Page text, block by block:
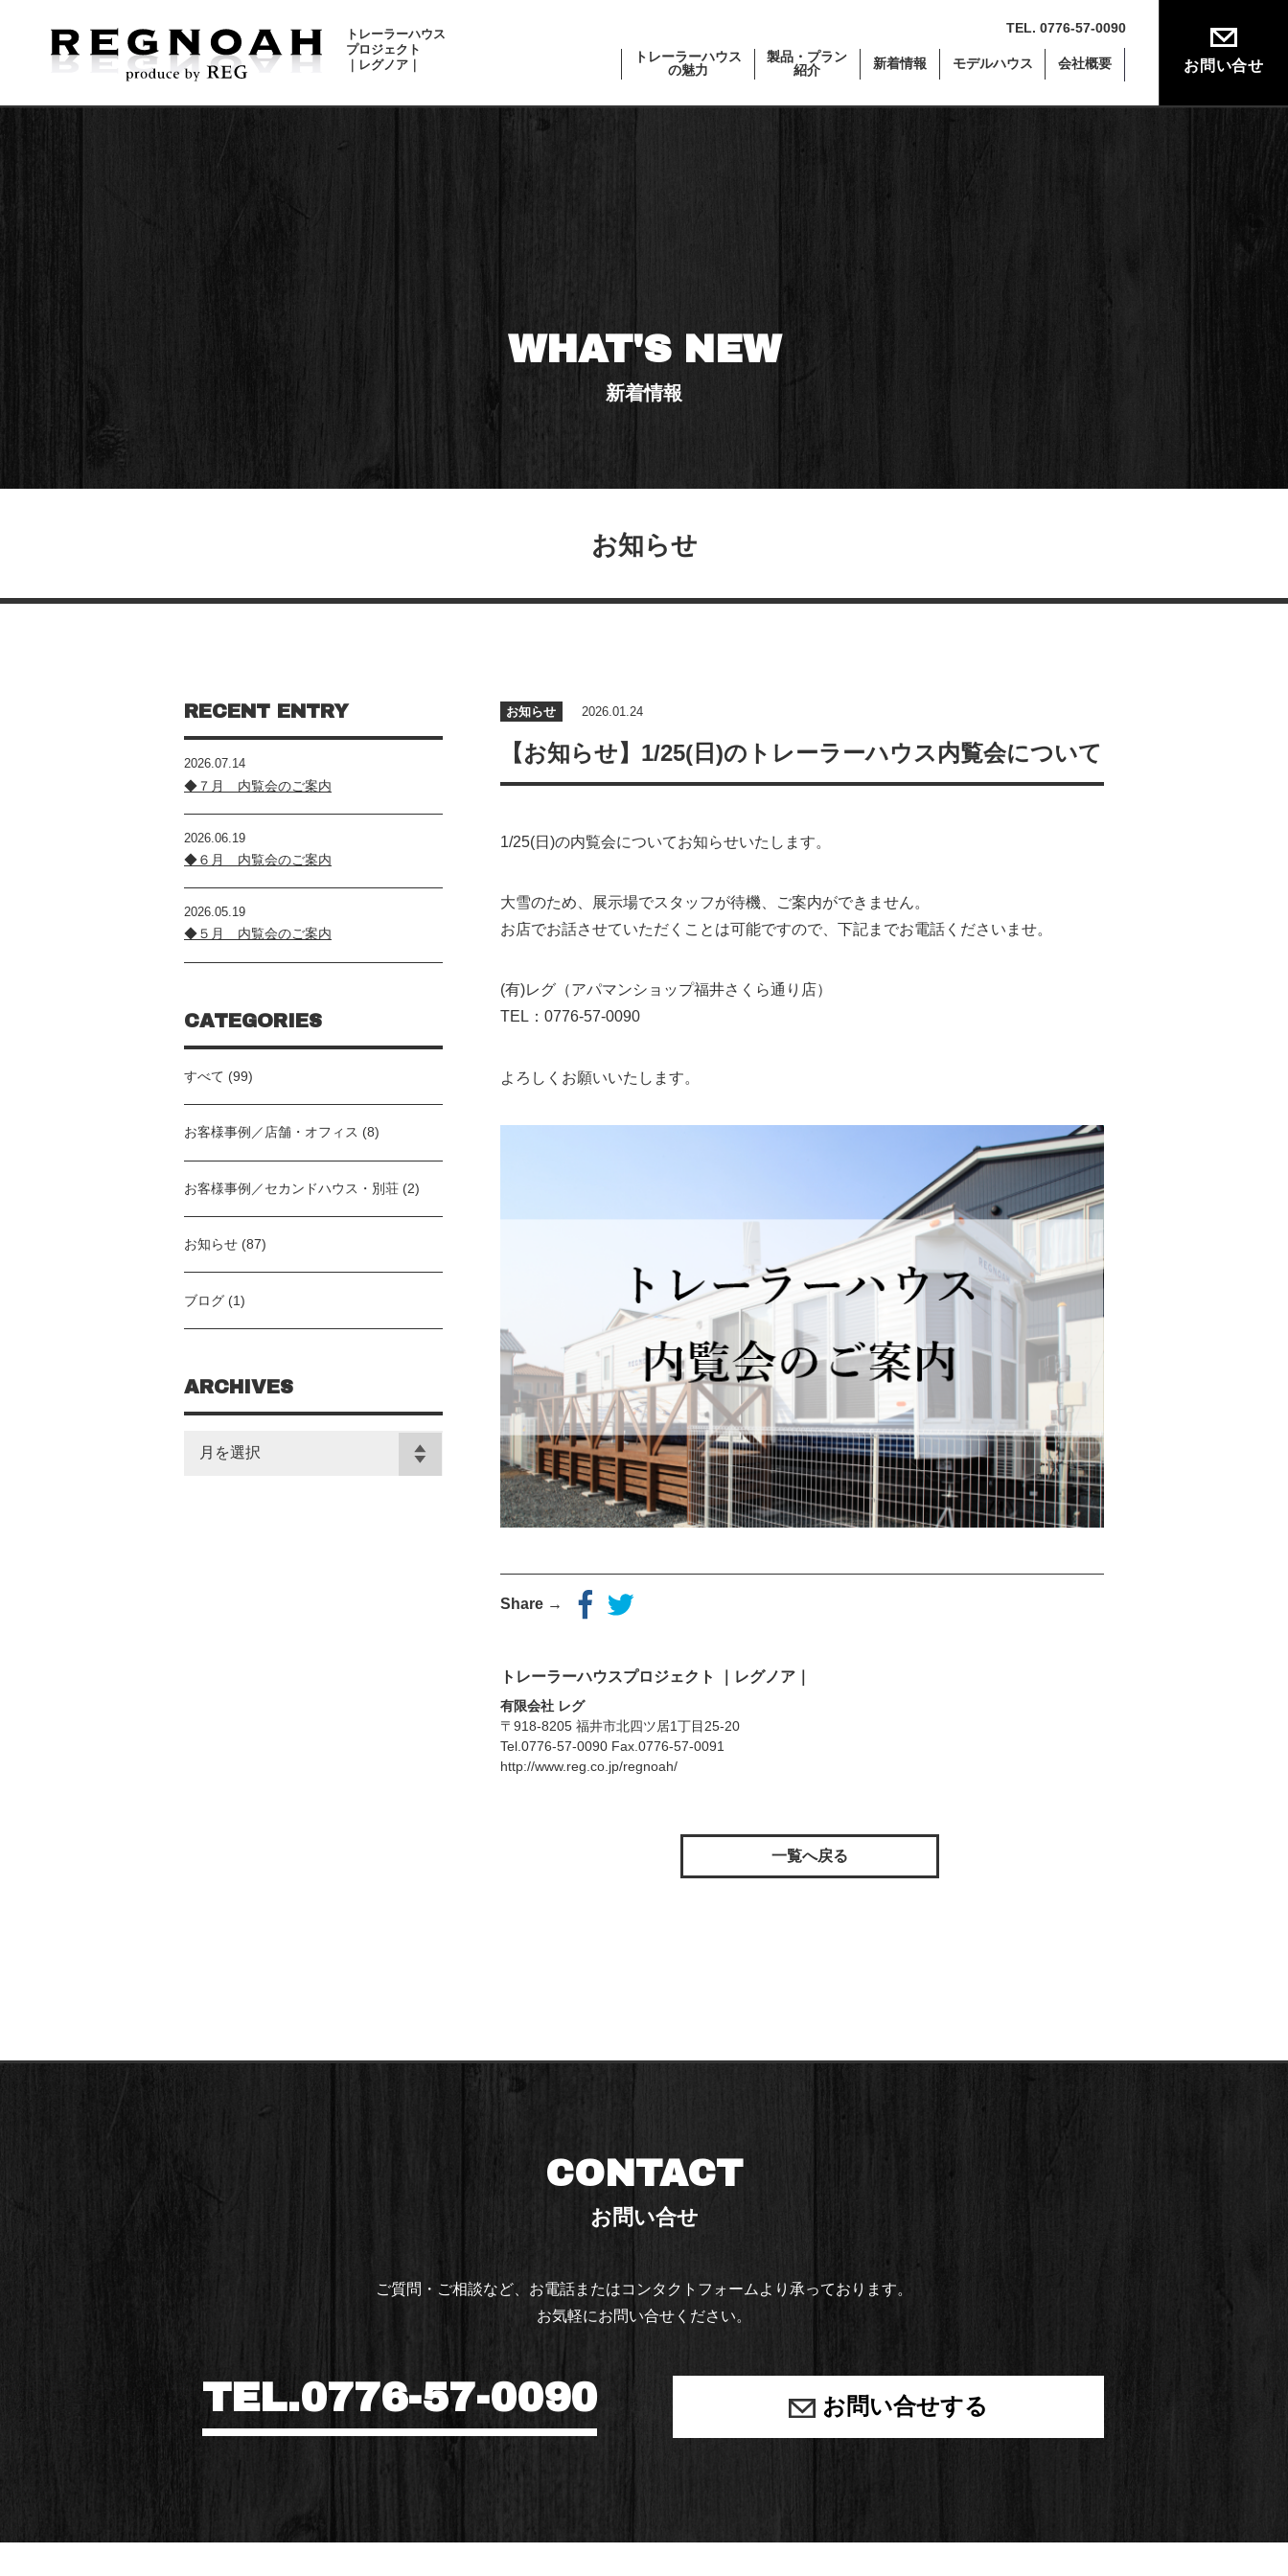
トレーラーハウス
プロジェクト
｜レグノア｜
トレーラーハウス
の魅力
製品・プラン
紹介
新着情報 モデルハウス 会社概要 お問い合せ
TEL. 0776-57-0090
WHAT'S NEW
新着情報
お知らせ
お知らせ 2026.01.24
【お知らせ】1/25(日)のトレーラーハウス内覧会について
1/25(日)の内覧会についてお知らせいたします。
大雪のため、展示場でスタッフが待機、ご案内ができません。
お店でお話させていただくことは可能ですので、下記までお電話くださいませ。
(有)レグ（アパマンショップ福井さくら通り店）
TEL：0776-57-0090
よろしくお願いいたします。
Share →
トレーラーハウスプロジェクト ｜レグノア｜
有限会社 レグ
〒918-8205 福井市北四ツ居1丁目25-20
Tel.0776-57-0090 Fax.0776-57-0091
http://www.reg.co.jp/regnoah/
一覧へ戻る
RECENT ENTRY
2026.07.14
◆７月 内覧会のご案内
2026.06.19
◆６月 内覧会のご案内
2026.05.19
◆５月 内覧会のご案内
CATEGORIES
すべて (99)
お客様事例／店舗・オフィス (8)
お客様事例／セカンドハウス・別荘 (2)
お知らせ (87)
ブログ (1)
ARCHIVES
CONTACT
お問い合せ
ご質問・ご相談など、お電話またはコンタクトフォームより承っております。
お気軽にお問い合せください。
TEL.0776-57-0090 お問い合せする